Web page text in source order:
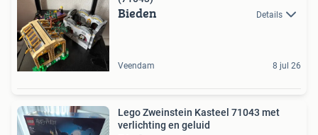
Bieden Details
Veendam 8 jul 26
Lego Zweinstein Kasteel 71043 met
verlichting en geluid